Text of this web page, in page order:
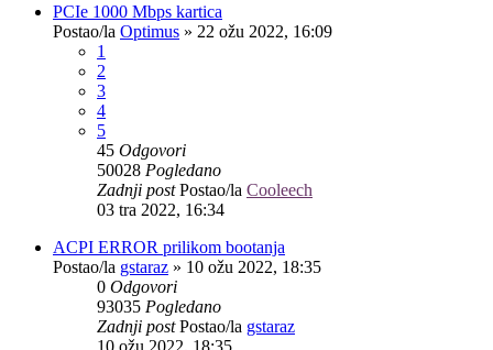
PCIe 1000 Mbps kartica
Postao/la Optimus » 22 ožu 2022, 16:09
1
2
3
4
5
45 Odgovori
50028 Pogledano
Zadnji postPostao/la Cooleech
03 tra 2022, 16:34
ACPI ERROR prilikom bootanja
Postao/la gstaraz » 10 ožu 2022, 18:35
0 Odgovori
93035 Pogledano
Zadnji postPostao/la gstaraz
10 ožu 2022, 18:35